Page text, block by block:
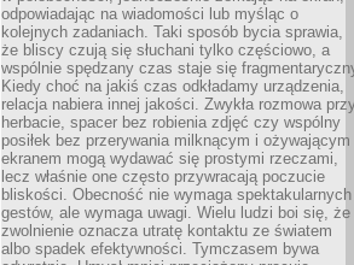
odpowiadając na wiadomości lub myśląc o
kolejnych zadaniach. Taki sposób bycia sprawia,
że bliscy czują się słuchani tylko częściowo, a
wspólnie spędzany czas staje się
Kiedy choć na jakiś czas odkładamy urządzenia,
relacja nabiera innej jakości. Zwykła rozmowa
herbacie, spacer bez robienia zdjęć czy wspólny
posiłek bez przerywania milknącym i ożywającym
ekranem mogą wydawać się prostymi rzeczami,
lecz właśnie one często przywracają poczucie
bliskości. Obecność nie wymaga spektakularnych
gestów, ale wymaga uwagi. Wielu ludzi boi się, że
zwolnienie oznacza utratę kontaktu ze światem
albo spadek efektywności. Tymczasem bywa